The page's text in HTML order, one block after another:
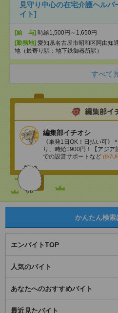
見守り中心の在宅介護ヘル
イト]
[給 与] 時給1,500円～1,650円
[勤務地] 愛知県名古屋市昭和区阿由知
地（最寄り駅：地下鉄御器所駅）
すべて
編集部イチオシ
《単発1日OK！日払い可》
り、時給1900円！【アジア
での設営サポートなど (8/
かんたん検索
エンバイトTOP
人気のバイト
あなたへのおすすめバイト
最近見たバイト